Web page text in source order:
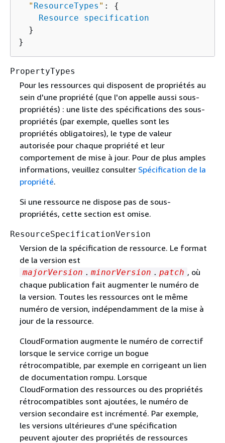
" ResourceTypes " : {
Resource specification
  }
}
PropertyTypes
Pour les ressources qui disposent de propriétés au
sein d'une propriété (que l'on appelle aussi sous-
propriétés) : une liste des spécifications des sous-
propriétés (par exemple, quelles sont les
propriétés obligatoires), le type de valeur
autorisée pour chaque propriété et leur
comportement de mise à jour. Pour de plus amples
informations, veuillez consulter Spécification de la
propriété.
Si une ressource ne dispose pas de sous-
propriétés, cette section est omise.
ResourceSpecificationVersion
Version de la spécification de ressource. Le format
de la version est
majorVersion . minorVersion . patch , où
chaque publication fait augmenter le numéro de
la version. Toutes les ressources ont le même
numéro de version, indépendamment de la mise à
jour de la ressource.
CloudFormation augmente le numéro de correctif
lorsque le service corrige un bogue
rétrocompatible, par exemple en corrigeant un lien
de documentation rompu. Lorsque
CloudFormation des ressources ou des propriétés
rétrocompatibles sont ajoutées, le numéro de
version secondaire est incrémenté. Par exemple,
les versions ultérieures d'une spécification
peuvent ajouter des propriétés de ressources